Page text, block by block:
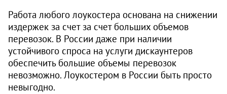
Работа любого лоукостера основана на снижении
издержек за счет за счет больших объемов
перевозок. В России даже при наличии
устойчивого спроса на услуги дискаунтеров
обеспечить большие объемы перевозок
невозможно. Лоукостером в России быть просто
невыгодно.